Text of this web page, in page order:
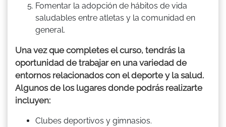
Fomentar la adopción de hábitos de vida
saludables entre atletas y la comunidad en
general.
Una vez que completes el curso, tendrás la
oportunidad de trabajar en una variedad de
entornos relacionados con el deporte y la salud.
Algunos de los lugares donde podrás realizarte
incluyen:
Clubes deportivos y gimnasios.